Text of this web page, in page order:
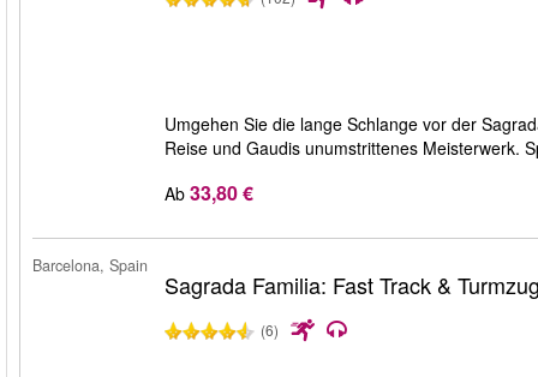
Umgehen Sie die lange Schlange vor der
Reise und Gaudis unumstrittenes Meisterwerk.
Ab 33,80 €
Barcelona, Spain
Sagrada Familia: Fast Track &
(6)